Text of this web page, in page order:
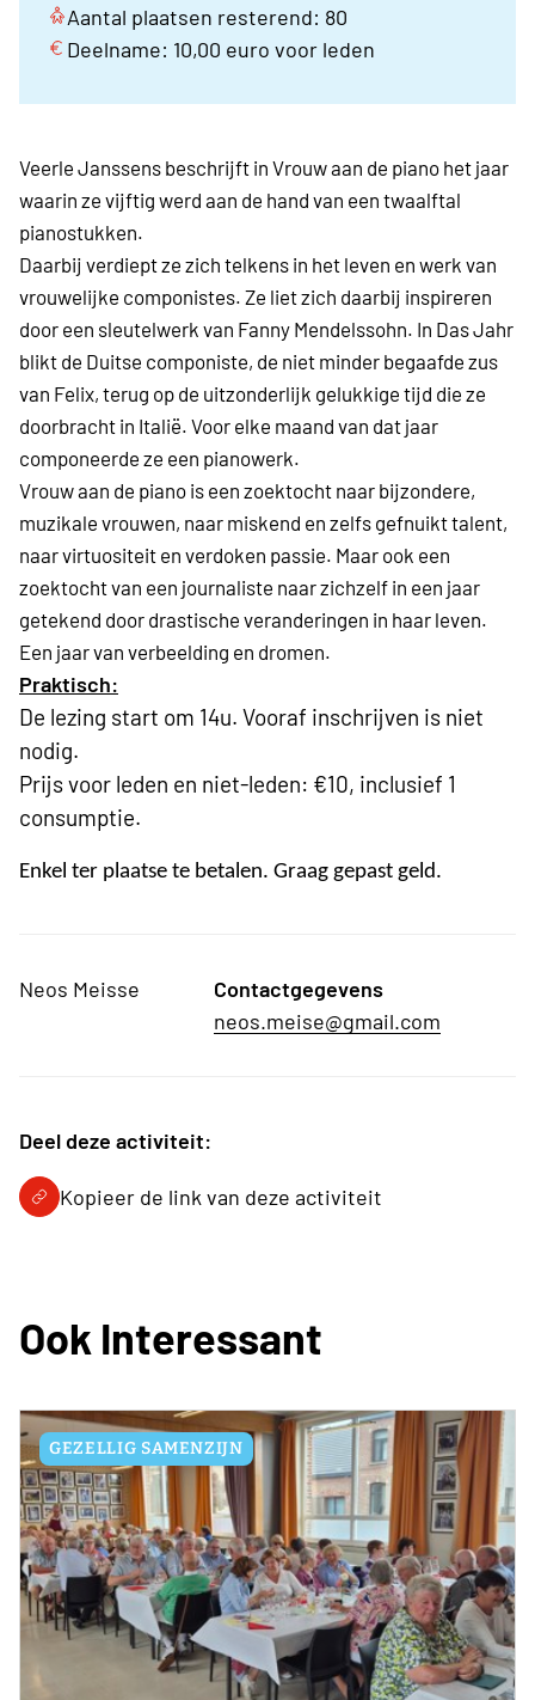
Aantal plaatsen resterend: 80
Deelname: 10,00 euro voor leden
Veerle Janssens beschrijft in Vrouw aan de piano het jaar
waarin ze vijftig werd aan de hand van een twaalftal
pianostukken.
Daarbij verdiept ze zich telkens in het leven en werk van
vrouwelijke componistes. Ze liet zich daarbij inspireren
door een sleutelwerk van Fanny Mendelssohn. In Das Jahr
blikt de Duitse componiste, de niet minder begaafde zus
van Felix, terug op de uitzonderlijk gelukkige tijd die ze
doorbracht in Italië. Voor elke maand van dat jaar
componeerde ze een pianowerk.
Vrouw aan de piano is een zoektocht naar bijzondere,
muzikale vrouwen, naar miskend en zelfs gefnuikt talent,
naar virtuositeit en verdoken passie. Maar ook een
zoektocht van een journaliste naar zichzelf in een jaar
getekend door drastische veranderingen in haar leven.
Een jaar van verbeelding en dromen.
Praktisch:
De lezing start om 14u. Vooraf inschrijven is niet
nodig.
Prijs voor leden en niet-leden: €10, inclusief 1
consumptie.
Enkel ter plaatse te betalen. Graag gepast geld.
Neos Meisse
Contactgegevens
neos.meise@gmail.com
Deel deze activiteit:
Kopieer de link van deze activiteit
Ook Interessant
GEZELLIG SAMENZIJN